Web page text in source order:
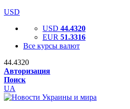
USD
USD 44.4320
EUR 51.3316
Все курсы валют
44.4320
Авторизация
Поиск
UA